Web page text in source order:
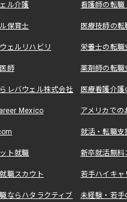
ル介護 看護師の転
保育士 医療技師の
ェルリハビリ 栄養士の転
師 薬剤師の転
レバウェル株式会社 医療看護介
Mexico アメリカで
就活・転職
ト就職 新卒就活無料
職スカウト 若手ハイキ
ならハタラクティブ 未経験・若手